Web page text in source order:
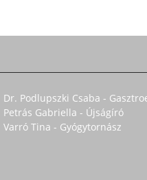
Dr. Podlupszki Csaba -
Petrás Gabriella - Újságíró
Varró Tina - Gyógytornász